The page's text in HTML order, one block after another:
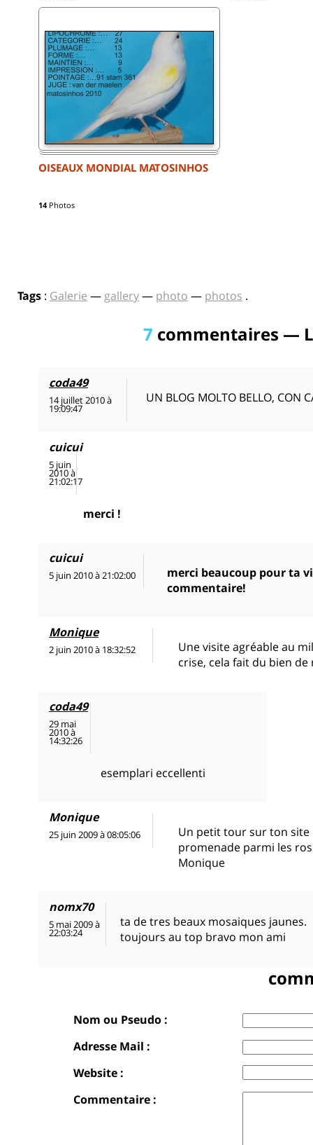
OISEAUX MONDIAL MATOSINHOS
14Photos
Tags : Galerie — gallery— photo — photos .
7 commentaires —
coda49
14 juillet 2010 à
19:09:47
UN BLOG MOLTO BELLO, CON
cuicui
5 juin
2010 à
21:02:17
merci !
cuicui
5 juin 2010 à 21:02:00
merci beaucoup pour ta
commentaire!
Monique
2 juin 2010 à 18:32:52
Une visite agréable au
crise, cela fait du bien
coda49
29 mai
2010 à
14:32:26
esemplari eccellenti
Monique
25 juin 2009 à 08:05:06
Un petit tour sur ton site
promenade parmi les
Monique
nomx70
5 mai 2009 à
22:03:24
ta de tres beaux mosaiques jaunes.
toujours au top bravo mon ami
Nom ou Pseudo :
Adresse Mail :
Website :
Commentaire :